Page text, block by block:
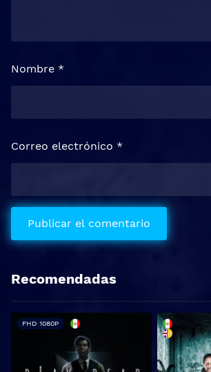
Nombre *
Correo electrónico *
Recomendadas
FHD 1080P